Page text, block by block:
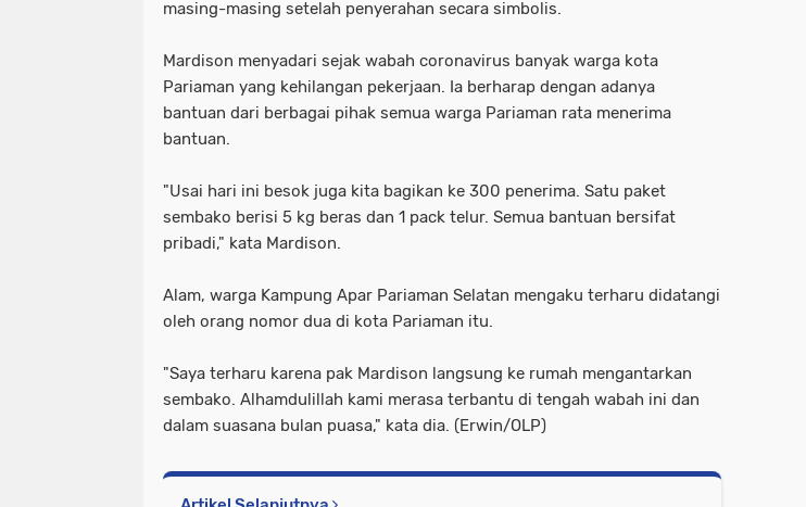
masing-masing setelah penyerahan secara simbolis.
Mardison menyadari sejak wabah coronavirus banyak warga kota
Pariaman yang kehilangan pekerjaan. Ia berharap dengan adanya
bantuan dari berbagai pihak semua warga Pariaman rata menerima
bantuan.
"Usai hari ini besok juga kita bagikan ke 300 penerima. Satu paket
sembako berisi 5 kg beras dan 1 pack telur. Semua bantuan bersifat
pribadi," kata Mardison.
Alam, warga Kampung Apar Pariaman Selatan mengaku terharu didatangi
oleh orang nomor dua di kota Pariaman itu.
"Saya terharu karena pak Mardison langsung ke rumah mengantarkan
sembako. Alhamdulillah kami merasa terbantu di tengah wabah ini dan
dalam suasana bulan puasa," kata dia. (Erwin/OLP)